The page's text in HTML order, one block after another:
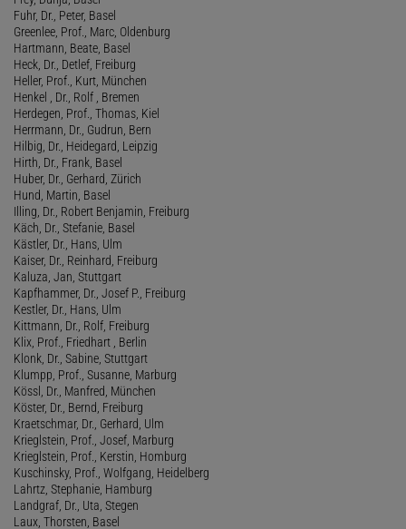
Fuhr, Dr., Peter, Basel
Greenlee, Prof., Marc, Oldenburg
Hartmann, Beate, Basel
Heck, Dr., Detlef, Freiburg
Heller, Prof., Kurt, München
Henkel , Dr., Rolf , Bremen
Herdegen, Prof., Thomas, Kiel
Herrmann, Dr., Gudrun, Bern
Hilbig, Dr., Heidegard, Leipzig
Hirth, Dr., Frank, Basel
Huber, Dr., Gerhard, Zürich
Hund, Martin, Basel
Illing, Dr., Robert Benjamin, Freiburg
Käch, Dr., Stefanie, Basel
Kästler, Dr., Hans, Ulm
Kaiser, Dr., Reinhard, Freiburg
Kaluza, Jan, Stuttgart
Kapfhammer, Dr., Josef P., Freiburg
Kestler, Dr., Hans, Ulm
Kittmann, Dr., Rolf, Freiburg
Klix, Prof., Friedhart , Berlin
Klonk, Dr., Sabine, Stuttgart
Klumpp, Prof., Susanne, Marburg
Kössl, Dr., Manfred, München
Köster, Dr., Bernd, Freiburg
Kraetschmar, Dr., Gerhard, Ulm
Krieglstein, Prof., Josef, Marburg
Krieglstein, Prof., Kerstin, Homburg
Kuschinsky, Prof., Wolfgang, Heidelberg
Lahrtz, Stephanie, Hamburg
Landgraf, Dr., Uta, Stegen
Laux, Thorsten, Basel